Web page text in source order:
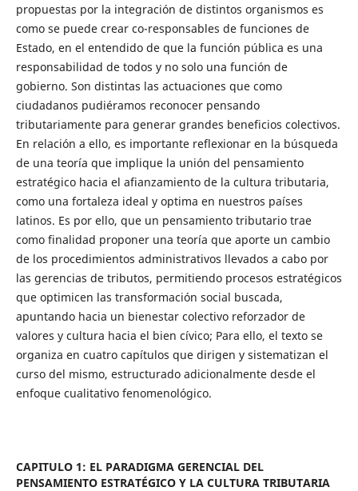
propuestas por la integración de distintos organismos es
como se puede crear co-responsables de funciones de
Estado, en el entendido de que la función pública es una
responsabilidad de todos y no solo una función de
gobierno. Son distintas las actuaciones que como
ciudadanos pudiéramos reconocer pensando
tributariamente para generar grandes beneficios colectivos.
En relación a ello, es importante reflexionar en la búsqueda
de una teoría que implique la unión del pensamiento
estratégico hacia el afianzamiento de la cultura tributaria,
como una fortaleza ideal y optima en nuestros países
latinos. Es por ello, que un pensamiento tributario trae
como finalidad proponer una teoría que aporte un cambio
de los procedimientos administrativos llevados a cabo por
las gerencias de tributos, permitiendo procesos estratégicos
que optimicen las transformación social buscada,
apuntando hacia un bienestar colectivo reforzador de
valores y cultura hacia el bien cívico; Para ello, el texto se
organiza en cuatro capítulos que dirigen y sistematizan el
curso del mismo, estructurado adicionalmente desde el
enfoque cualitativo fenomenológico.
CAPITULO 1: EL PARADIGMA GERENCIAL DEL
PENSAMIENTO ESTRATÉGICO Y LA CULTURA TRIBUTARIA